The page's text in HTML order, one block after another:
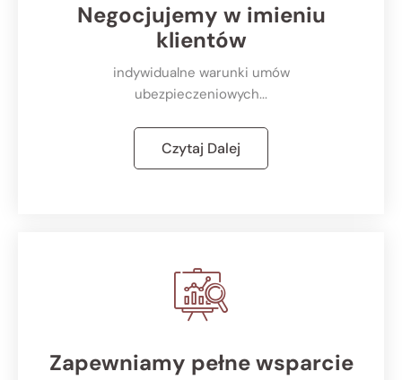
Negocjujemy w imieniu
klientów
indywidualne warunki umów
ubezpieczeniowych...
Czytaj Dalej
Zapewniamy pełne wsparcie